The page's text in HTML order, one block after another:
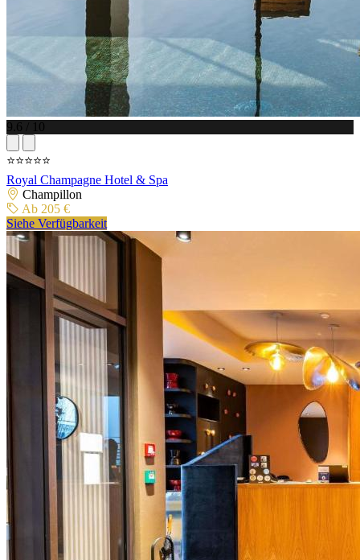
9.6 / 10
⭐⭐⭐⭐⭐
Royal Champagne Hotel & Spa
Champillon
Ab 205 €
Siehe Verfügbarkeit